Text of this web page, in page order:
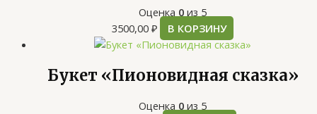
Оценка 0 из 5
3500,00 ₽ В КОРЗИНУ
Букет «Пионовидная сказка»
Оценка 0 из 5